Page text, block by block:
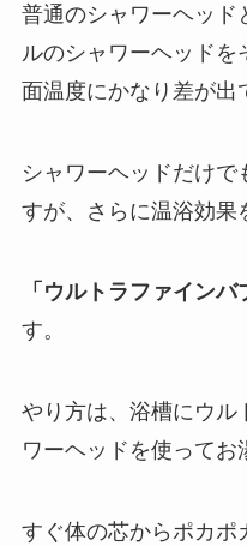
普通のシャワーヘッド
ルのシャワーヘッド
面温度にかなり差が出
シャワーヘッドだけで
すが、さらに温浴効果
「ウルトラファインバ
す。
やり方は、浴槽にウル
ワーヘッドを使ってお
すぐ体の芯からポカポ